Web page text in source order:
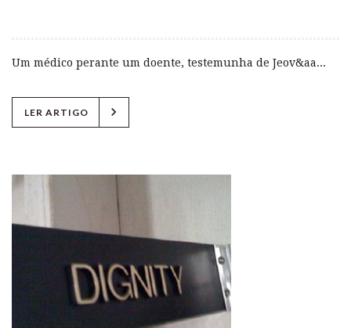
Um médico perante um doente, testemunha de Jeov&aa...
LER ARTIGO chevron_right